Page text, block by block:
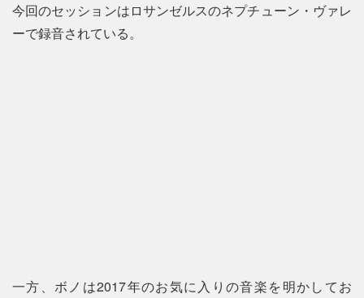
今回のセッションはロサンゼルスのネプチューン・ヴァレ
ーで録音されている。
一方、ボノは2017年のお気に入りの音楽を明かしてお